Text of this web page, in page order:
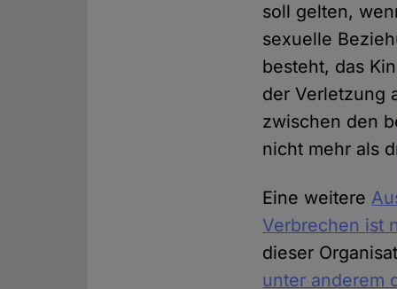
soll gelten,
sexuelle
besteht, das
der Verletzung
zwischen den
nicht mehr als
Eine weitere
Verbrechen ist
dieser
unter anderem